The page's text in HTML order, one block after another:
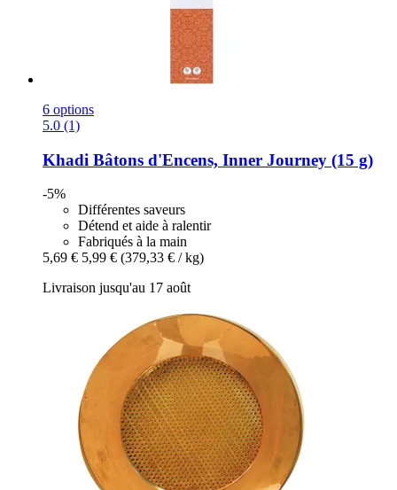
6 options
5.0 (1)
Khadi Bâtons d'Encens, Inner Journey (15 g)
-5%
Différentes saveurs
Détend et aide à ralentir
Fabriqués à la main
5,69 € 5,99 € (379,33 € / kg)
Livraison jusqu'au 17 août